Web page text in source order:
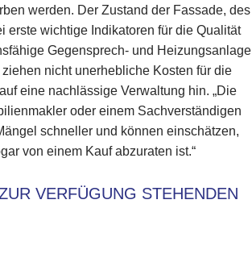
werden. Der Zustand der Fassade, des
wichtige Indikatoren für die Qualität
Gegensprech- und Heizungsanlage
nicht unerhebliche Kosten für die
eine nachlässige Verwaltung hin. „Die
oder einem Sachverständigen
schneller und können einschätzen,
von einem Kauf abzuraten ist.“
VERFÜGUNG STEHENDEN